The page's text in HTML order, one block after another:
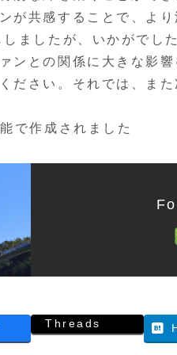
が共感することで、よ
ましたが、いかがでし
ンとの関係に大きな影
ださい。それでは、ま
で作成されました
Threads